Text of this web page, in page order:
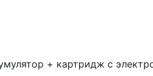
+ картридж с